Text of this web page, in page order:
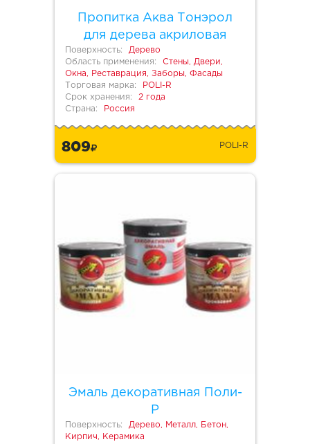
Пропитка Аква Тонэрол
для дерева акриловая
Поверхность:
Дерево
Область применения:
Стены, Двери,
Окна, Реставрация, Заборы, Фасады
Торговая марка:
POLI-R
Срок хранения:
2 года
Страна:
Россия
809 POLI-R
Эмаль декоративная Поли-
Р
Поверхность:
Дерево, Металл, Бетон,
Кирпич, Керамика